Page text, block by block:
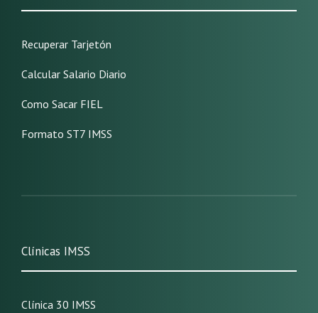
Recuperar Tarjetón
Calcular Salario Diario
Como Sacar FIEL
Formato ST7 IMSS
Clínicas IMSS
Clínica 30 IMSS